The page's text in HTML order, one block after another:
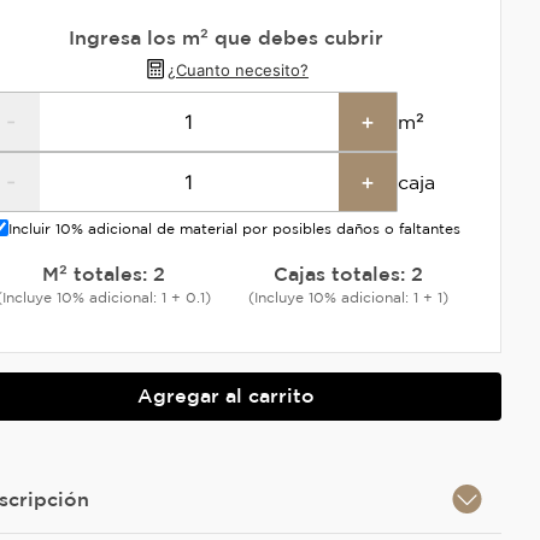
Ingresa los m² que debes cubrir
¿Cuanto necesito?
- + m²
- + caja
Incluir 10% adicional de material por posibles daños o faltantes
M² totales: 2
10% adicional: 1 + 0.1)
Cajas totales: 2
(Incluye 10% adicional: 1 + 1)
Agregar al carrito